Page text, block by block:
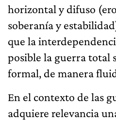
horizontal y difuso
soberanía y
que la
posible la guerra total
formal, de manera
En el contexto de las
adquiere relevancia